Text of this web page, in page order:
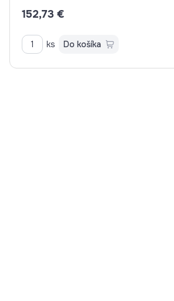
152,73 €
ks Do košíka